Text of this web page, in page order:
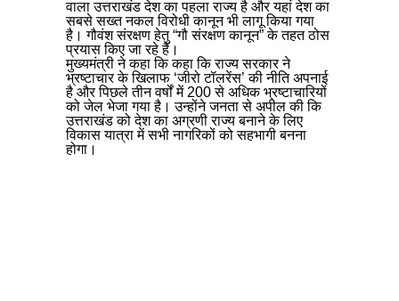
वाला उत्तराखंड देश का पहला राज्य है और यहां देश का
सबसे सख्त नकल विरोधी कानून भी लागू किया गया
है। गौवंश संरक्षण हेतु “गौ संरक्षण कानून” के तहत ठोस
प्रयास किए जा रहे हैं।
मुख्यमंत्री ने कहा कि कहा कि राज्य सरकार ने
भ्रष्टाचार के खिलाफ ‘जीरो टॉलरेंस’ की नीति अपनाई
है और पिछले तीन वर्षों में 200 से अधिक भ्रष्टाचारियों
को जेल भेजा गया है। उन्होंने जनता से अपील की कि
उत्तराखंड को देश का अग्रणी राज्य बनाने के लिए
विकास यात्रा में सभी नागरिकों को सहभागी बनना
होगा।